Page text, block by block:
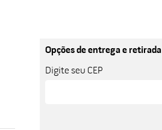
Opções de entrega e retirada
Digite seu CEP